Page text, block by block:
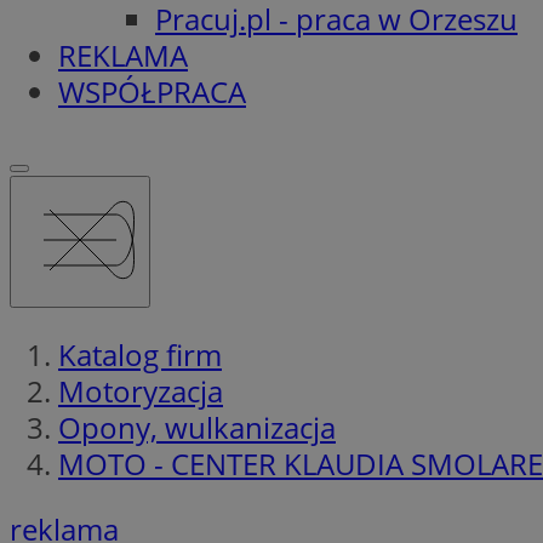
Pracuj.pl - praca w Orzeszu
REKLAMA
WSPÓŁPRACA
Katalog firm
Motoryzacja
Opony, wulkanizacja
MOTO - CENTER KLAUDIA
reklama